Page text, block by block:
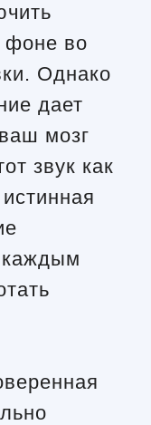
фоне во
Однако
дает
мозг
звук как
каждым